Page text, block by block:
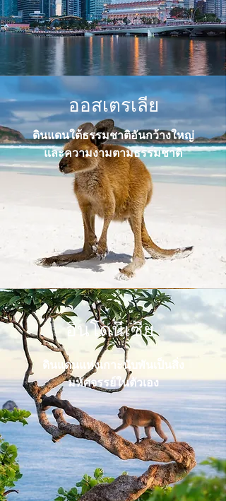
ออสเตรเลีย
ดินแดนใต้ธรรมชาติอันกว้างใหญ่
และความงามตามธรรมชาติ
อินโดนีเซีย
ดินแดนแห่งเกาะนับพันเป็นสิ่ง
มหัศจรรย์ในตัวเอง